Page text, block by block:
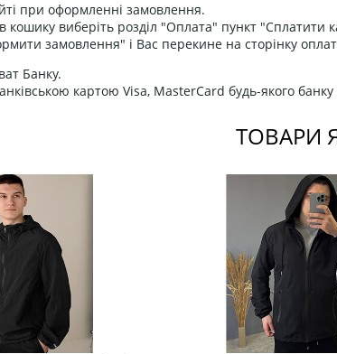
при оформленні замовлення.
кошику виберіть розділ "Оплата" пункт "Сплатити
замовлення" і Вас перекине на сторінку
Банку.
картою Visa, MasterCard будь-якого
ТОВАРИ